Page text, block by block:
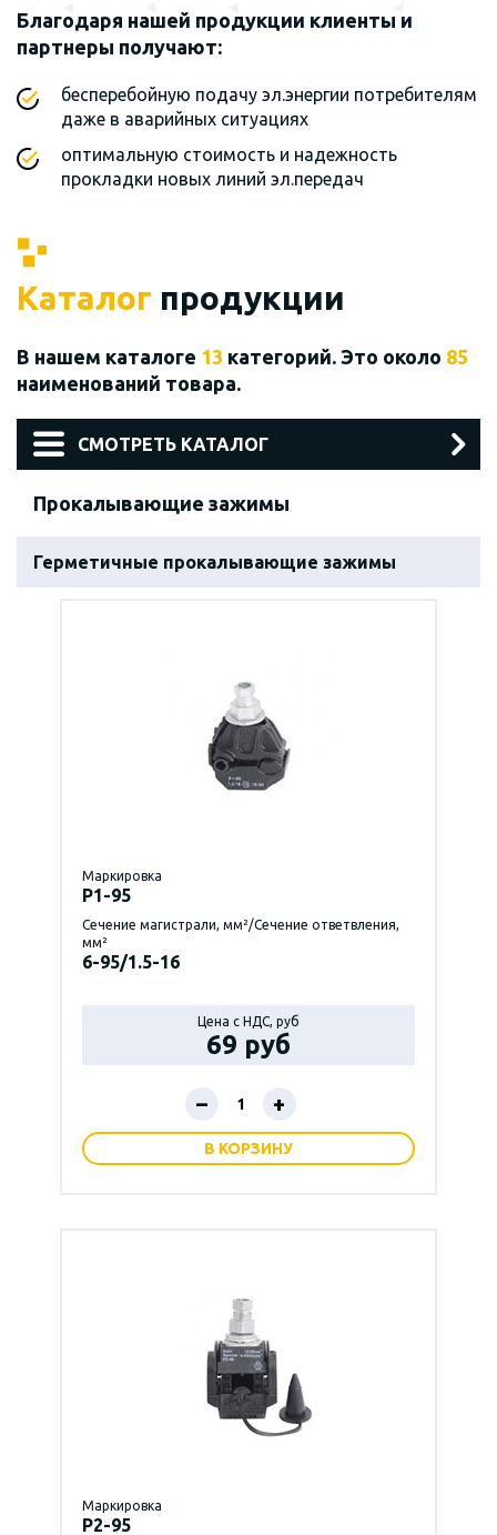
Благодаря нашей продукции клиенты и
партнеры получают:
бесперебойную подачу эл.энергии потребителям
даже в аварийных ситуациях
оптимальную стоимость и надежность
прокладки новых линий эл.передач
Каталог продукции
В нашем каталоге 13 категорий. Это около 85
наименований товара.
СМОТРЕТЬ КАТАЛОГ
Прокалывающие зажимы
Герметичные прокалывающие зажимы
Маркировка
P1-95
Сечение магистрали, мм²/Сечение ответвления,
мм²
6-95/1.5-16
Цена с НДС, руб
69 руб
– +
В КОРЗИНУ
Маркировка
P2-95